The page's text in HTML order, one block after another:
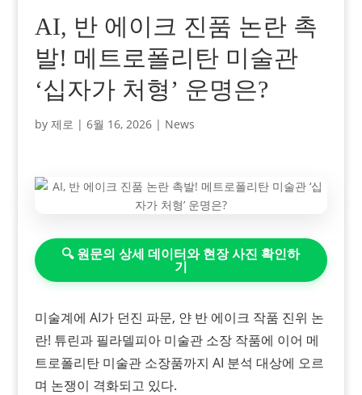
AI, 반 에이크 진품 논란 촉
발! 메트로폴리탄 미술관
‘십자가 처형’ 운명은?
by 제로 | 6월 16, 2026| News
🔍 원문의 상세 데이터와 현장 사진 확인하
기
미술계에 AI가 던진 파문, 얀 반 에이크 작품 진위 논
란! 튜린과 필라델피아 미술관 소장 작품에 이어 메
트로폴리탄 미술관 소장품까지 AI 분석 대상에 오르
며 논쟁이 격화되고 있다.